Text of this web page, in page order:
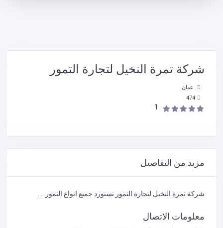
شركة تمرة النخيل لتجارة التمور
عمان
474
1
مزيد من التفاصيل
شركة تمرة النخيل لتجارة التمور نستورد جميع انواع التمور ....
معلومات الاتصال